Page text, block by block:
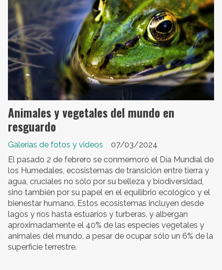
Animales y vegetales del mundo en
resguardo
Galerías de fotos y videos
07/03/2024
El pasado 2 de febrero se conmemoró el Día Mundial de
los Humedales, ecosistemas de transición entre tierra y
agua, cruciales no sólo por su belleza y biodiversidad,
sino también por su papel en el equilibrio ecológico y el
bienestar humano. Estos ecosistemas incluyen desde
lagos y ríos hasta estuarios y turberas, y albergan
aproximadamente el 40% de las especies vegetales y
animales del mundo, a pesar de ocupar sólo un 6% de la
superficie terrestre.